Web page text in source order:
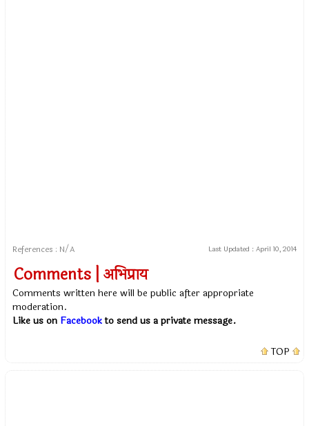
References : N/A Last Updated : April 10, 2014
Comments | अभिप्राय
Comments written here will be public after appropriate
moderation.
Like us on Facebookto send us a private message.
TOP